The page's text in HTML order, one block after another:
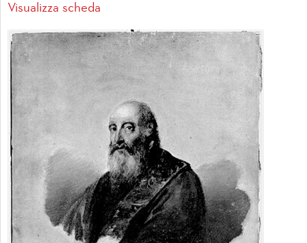
Visualizza scheda